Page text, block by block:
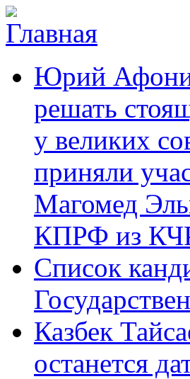
Перейти к основному содержанию
Черкесское
республиканское
отделение
Коммунистической
партии Российской
аргументы,
факты Юрий
решать
у великих
приняли
Магомед
КПРФ из
Список
Казбек
останется